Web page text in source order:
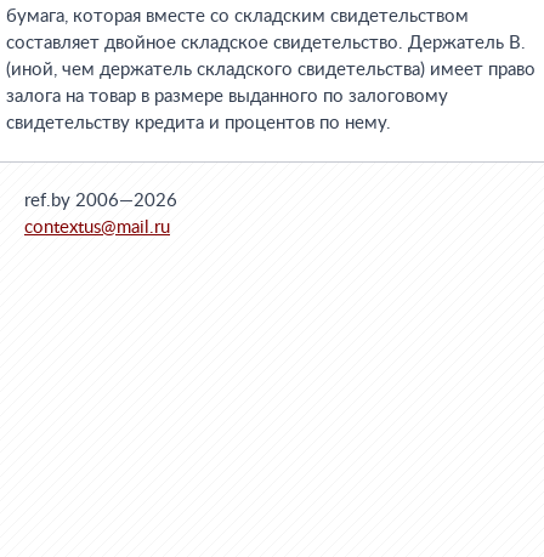
бумага, которая вместе со складским свидетельством
составляет двойное складское свидетельство. Держатель В.
(иной, чем держатель складского свидетельства) имеет право
залога на товар в размере выданного по залоговому
свидетельству кредита и процентов по нему.
ref.by 2006—2026
contextus@mail.ru